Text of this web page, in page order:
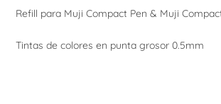
Refill para Muji Compact Pen & Muji
Tintas de colores en punta grosor 0.5mm